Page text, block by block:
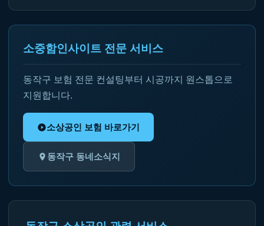
소중함인사이트 전문 서비스
동작구 보험 전문 컨설팅부터 시공까지 원스톱으로
지원합니다.
소상공인 보험 바로가기
동작구 동네소식지